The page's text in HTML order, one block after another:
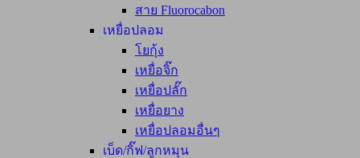
สาย Fluorocabon
เหยื่อปลอม
โยกุ้ง
เหยื่อจิ๊ก
เหยื่อปลั๊ก
เหยื่อยาง
เหยื่อปลอมอื่นๆ
เบ็ด/กิ๊ฟ/ลูกหมุน